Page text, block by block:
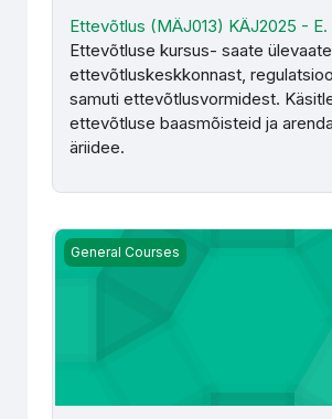
Ettevõtlus (MÄJ013) KÄJ2025 - E.
Ettevõtluse kursus- saate
ettevõtluskeskkonnast,
samuti ettevõtlusvormidest.
ettevõtluse baasmõisteid ja
äriidee.
Finantsanalüüs (MMA016) - H.
General Courses